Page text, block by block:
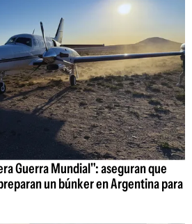
Guerra Mundial": aseguran que
un búnker en Argentina para